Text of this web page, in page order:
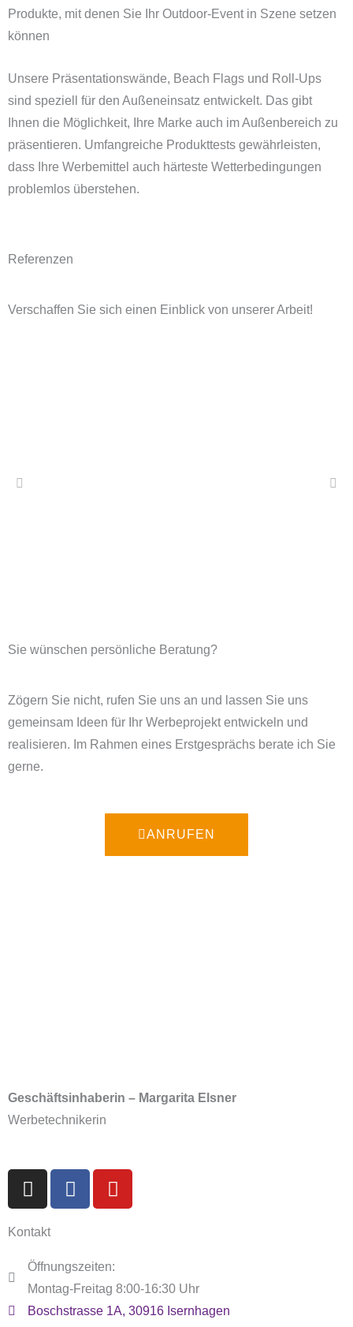
Produkte, mit denen Sie Ihr Outdoor-Event in Szene setzen
können
Unsere Präsentationswände, Beach Flags und Roll-Ups
sind speziell für den Außeneinsatz entwickelt. Das gibt
Ihnen die Möglichkeit, Ihre Marke auch im Außenbereich zu
präsentieren. Umfangreiche Produkttests gewährleisten,
dass Ihre Werbemittel auch härteste Wetterbedingungen
problemlos überstehen.
Referenzen
Verschaffen Sie sich einen Einblick von unserer Arbeit!
Sie wünschen persönliche Beratung?
Zögern Sie nicht, rufen Sie uns an und lassen Sie uns
gemeinsam Ideen für Ihr Werbeprojekt entwickeln und
realisieren. Im Rahmen eines Erstgesprächs berate ich Sie
gerne.
ANRUFEN
Geschäftsinhaberin – Margarita Elsner
Werbetechnikerin
I
n
t
a
g
r
a
F
a
o
o
k
Y
o
b
e
Kontakt
Öffnungszeiten:
Montag-Freitag 8:00-16:30 Uhr
Boschstrasse 1A, 30916 Isernhagen